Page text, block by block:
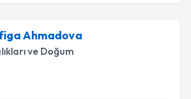
hazırlandığında e-posta ile
Ahmadova
ve Doğum